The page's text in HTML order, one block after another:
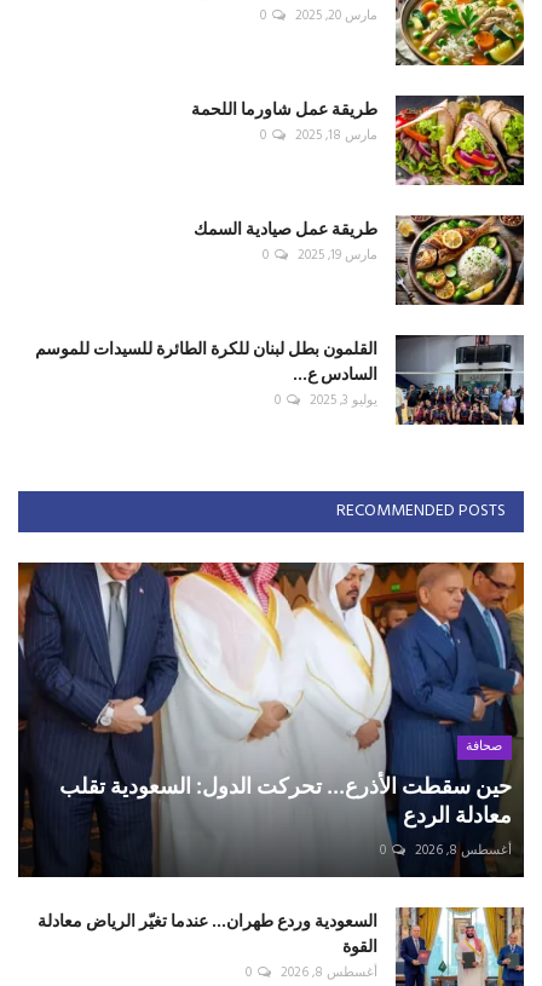
مارس 20, 2025 0
طريقة عمل شاورما اللحمة
مارس 18, 2025 0
طريقة عمل صيادية السمك
مارس 19, 2025 0
القلمون بطل لبنان للكرة الطائرة للسيدات للموسم
السادس ع...
يوليو 3, 2025 0
RECOMMENDED POSTS
صحافة
حين سقطت الأذرع... تحركت الدول: السعودية تقلب
معادلة الردع
أغسطس 8, 2026 0
السعودية وردع طهران... عندما تغيّر الرياض معادلة
القوة
أغسطس 8, 2026 0